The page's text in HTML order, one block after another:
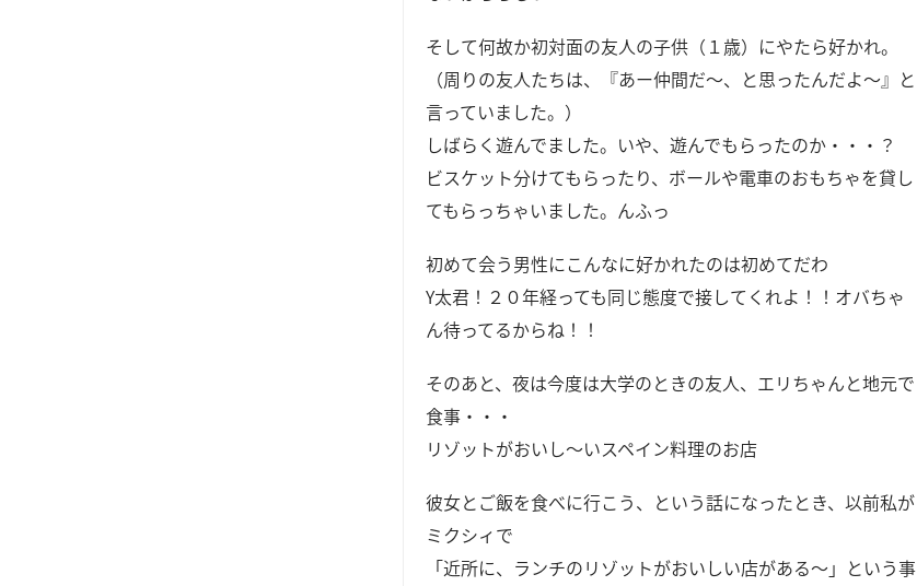
そして何故か初対面の友人の子供（１歳）にやたら好かれ。
（周りの友人たちは、『あー仲間だ～、と思ったんだよ～』と
言っていました。）
しばらく遊んでました。いや、遊んでもらったのか・・・？
ビスケット分けてもらったり、ボールや電車のおもちゃを貸し
てもらっちゃいました。んふっ
初めて会う男性にこんなに好かれたのは初めてだわ
Y太君！２０年経っても同じ態度で接してくれよ！！オバちゃ
ん待ってるからね！！
そのあと、夜は今度は大学のときの友人、エリちゃんと地元で
食事・・・
リゾットがおいし～いスペイン料理のお店
彼女とご飯を食べに行こう、という話になったとき、以前私が
ミクシィで
「近所に、ランチのリゾットがおいしい店がある～」という事